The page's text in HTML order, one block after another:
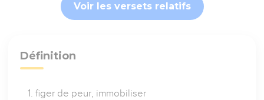
Voir les versets relatifs
Définition
figer de peur, immobiliser